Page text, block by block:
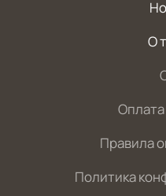
О
Оплата
Правила
Политика